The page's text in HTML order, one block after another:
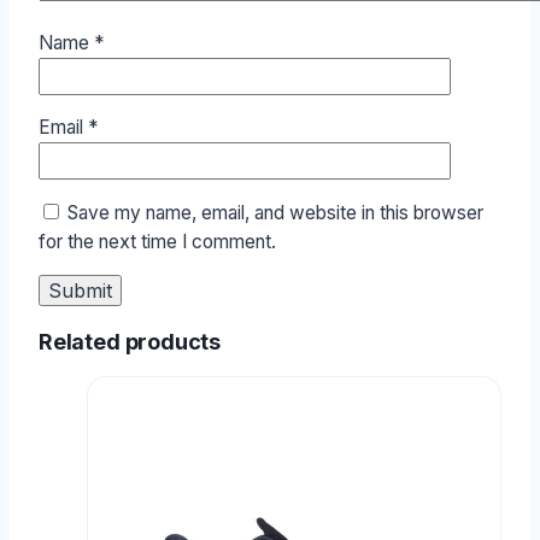
Name *
Email *
Save my name, email, and website in this browser
for the next time I comment.
Related products